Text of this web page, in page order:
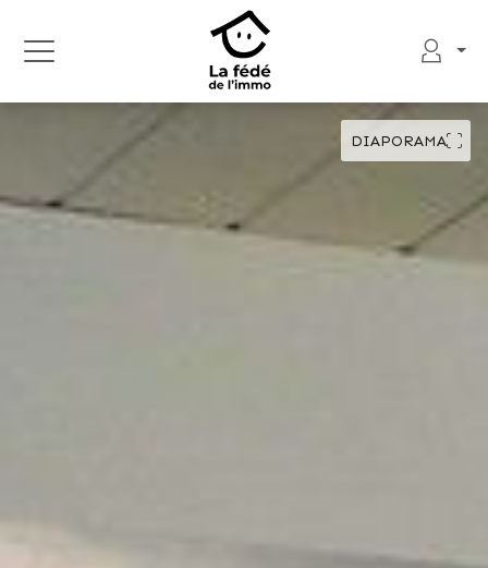
DIAPORAMA